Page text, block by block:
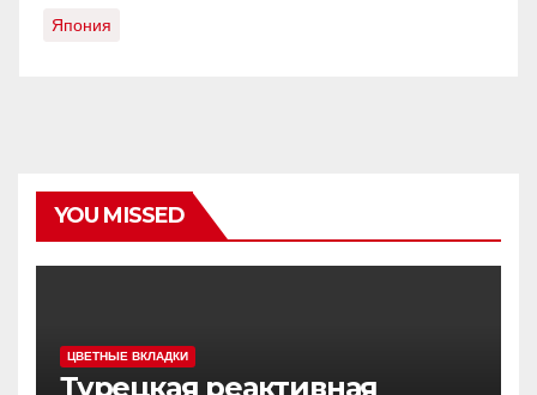
Япония
YOU MISSED
ЦВЕТНЫЕ ВКЛАДКИ
Турецкая реактивная